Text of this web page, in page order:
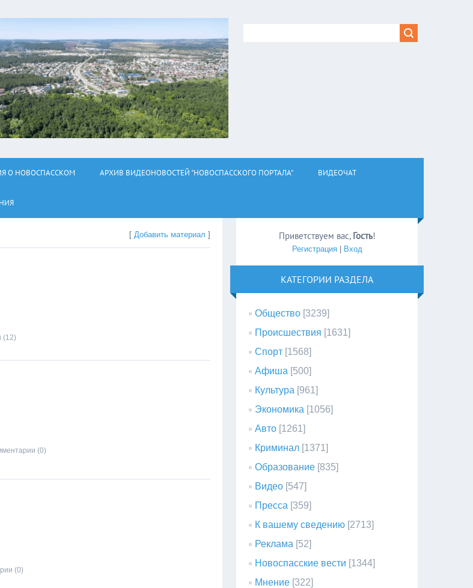
О НОВОСПАССКОМ АРХИВ ВИДЕОНОВОСТЕЙ "НОВОСПАССКОГО ПОРТАЛА" ВИДЕОЧАТ
[Добавить материал ]
(12)
(0)
(0)
Приветствуем вас, Гость!
Регистрация| Вход
КАТЕГОРИИ РАЗДЕЛА
Общество [3239]
Происшествия [1631]
Спорт [1568]
Афиша [500]
Культура [961]
Экономика [1056]
Авто [1261]
Криминал [1371]
Образование [835]
Видео [547]
Пресса [359]
К вашему сведению [2713]
Реклама [52]
Новоспасские вести [1344]
Мнение [322]